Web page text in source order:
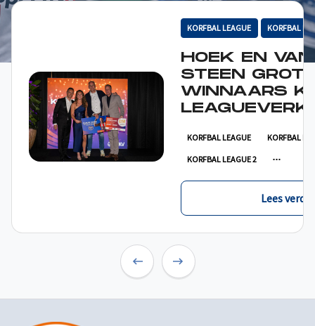
KORFBAL LEAGUE KORFBAL
HOEK EN VAN
STEEN
WINNAARS
KORFBAL LEAGUE KORFBAL
KORFBAL LEAGUE 2
Lees verder